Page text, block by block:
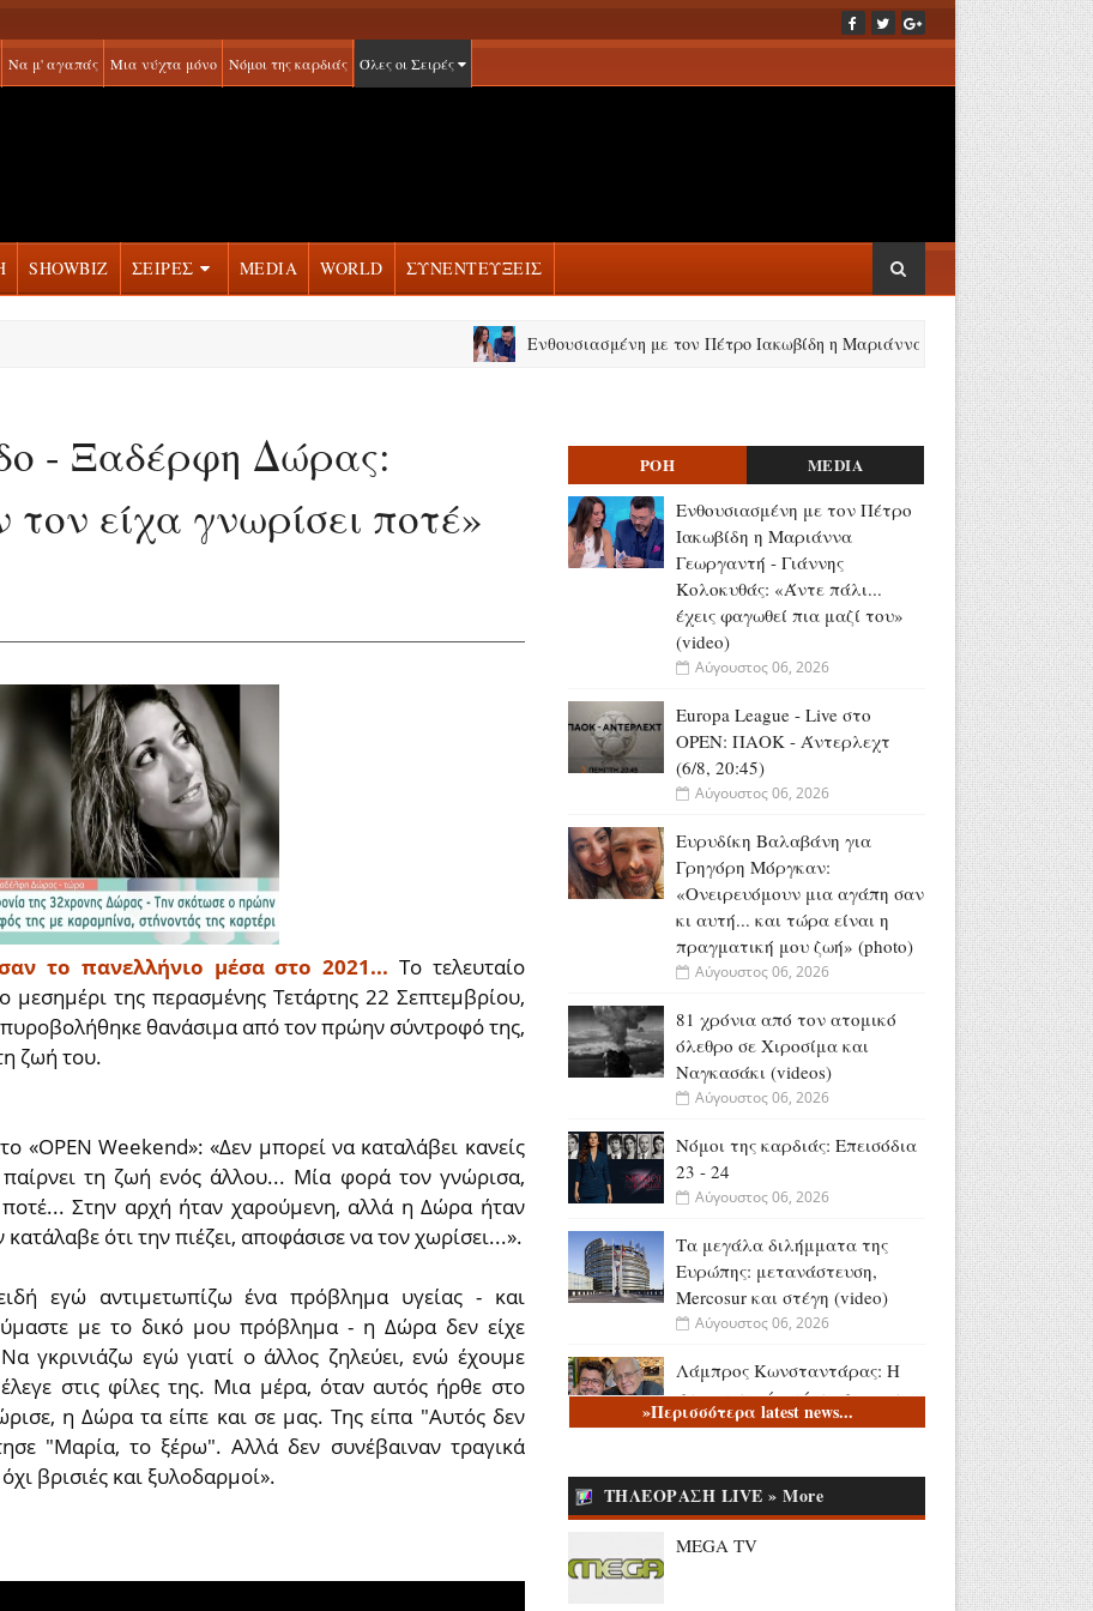
Να μ' αγαπάς Μια νύχτα μόνο Νόμοι της καρδιάς Όλες οι Σειρές
SHOWBIZ ΣΕΙΡΕΣ MEDIA WORLD ΣΥΝΕΝΤΕΥΞΕΙΣ
Ενθουσιασμένη με τον Πέτρο Ιακωβίδη η Μαριάννα Γεωργαντή - Γιάννης
- Ξαδέρφη Δώρας:
είχα γνωρίσει ποτέ»
το πανελλήνιο μέσα στο 2021... Το τελευταίο
μεσημέρι της περασμένης Τετάρτης 22 Σεπτεμβρίου,
θανάσιμα από τον πρώην σύντροφό της,
ζωή του.
«OPEN Weekend»: «Δεν μπορεί να καταλάβει κανείς
τη ζωή ενός άλλου... Μία φορά τον γνώρισα,
Στην αρχή ήταν χαρούμενη, αλλά η Δώρα ήταν
ότι την πιέζει, αποφάσισε να τον χωρίσει...».
εγώ αντιμετωπίζω ένα πρόβλημα υγείας - και
με το δικό μου πρόβλημα - η Δώρα δεν είχε
γκρινιάζω εγώ γιατί ο άλλος ζηλεύει, ενώ έχουμε
στις φίλες της. Μια μέρα, όταν αυτός ήρθε στο
η Δώρα τα είπε και σε μας. Της είπα "Αυτός δεν
"Μαρία, το ξέρω". Αλλά δεν συνέβαιναν τραγικά
βρισιές και ξυλοδαρμοί».
ΡΟΗ MEDIA
Ενθουσιασμένη με τον Πέτρο
Ιακωβίδη η Μαριάννα
Γεωργαντή - Γιάννης
Κολοκυθάς: «Άντε πάλι...
έχεις φαγωθεί πια μαζί του»
(video)
Αύγουστος 06, 2026
Europa League - Live στο
OΡΕΝ: ΠΑΟΚ - Άντερλεχτ
(6/8, 20:45)
Αύγουστος 06, 2026
Ευρυδίκη Βαλαβάνη για
Γρηγόρη Μόργκαν:
«Oνειρευόμουν μια αγάπη σαν
κι αυτή... και τώρα είναι η
πραγματική μου ζωή» (photo)
Αύγουστος 06, 2026
81 χρόνια από τον ατομικό
όλεθρο σε Χιροσίμα και
Ναγκασάκι (videos)
Αύγουστος 06, 2026
Νόμοι της καρδιάς: Επεισόδια
23 - 24
Αύγουστος 06, 2026
Τα μεγάλα διλήμματα της
Ευρώπης: μετανάστευση,
Mercosur και στέγη (video)
Αύγουστος 06, 2026
Λάμπρος Κωνσταντάρας: H
συγκινητική ανάρτηση για τον
πατέρα του - «Τα πρώτα
τηλέφωνο» (video)
Αύγουστος 05, 2026
Η Αποστολία Ζώη ποζάρει με
»Περισσότερα latest news...
ΤΗΛΕΟΡΑΣΗ LIVE » More
MEGA TV